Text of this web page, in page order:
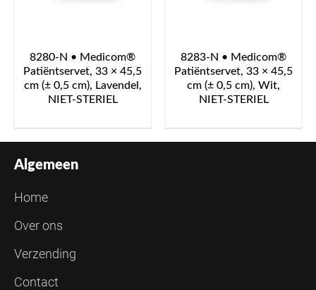
8280-N • Medicom®
Patiëntservet, 33 × 45,5
cm (± 0,5 cm), Lavendel,
NIET-STERIEL
8283-N • Medicom®
Patiëntservet, 33 × 45,5
cm (± 0,5 cm), Wit,
NIET-STERIEL
Algemeen
Home
Over ons
Verzending
Contact